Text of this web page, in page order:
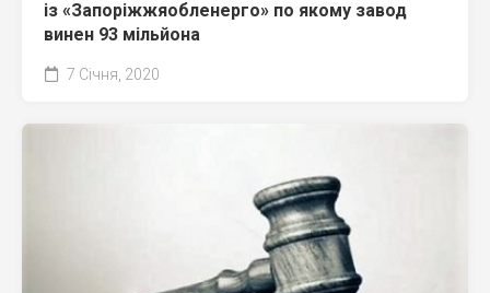
із «Запоріжжяобленерго» по якому завод
винен 93 мільйона
7 Січня, 2020